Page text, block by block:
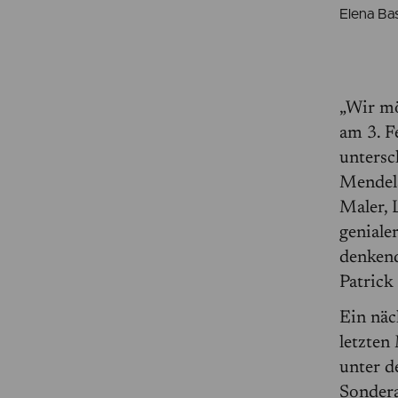
Elena
„Wir
am 3.
Maler,
Patrick
Ein
letzten
unter